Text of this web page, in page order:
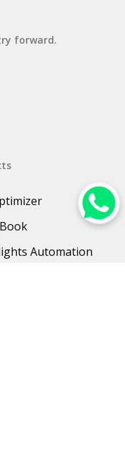
forward.
Automation